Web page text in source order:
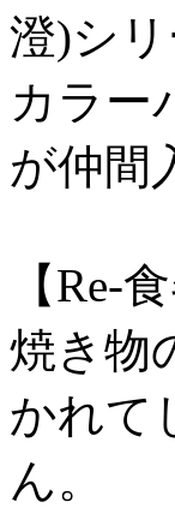
澄)シリ
カラー
が仲間
【Re-
焼き物
かれて
ん。